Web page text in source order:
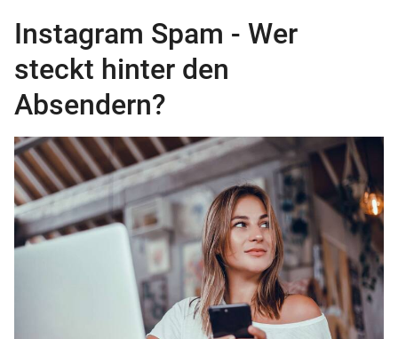
Instagram Spam - Wer
steckt hinter den
Absendern?